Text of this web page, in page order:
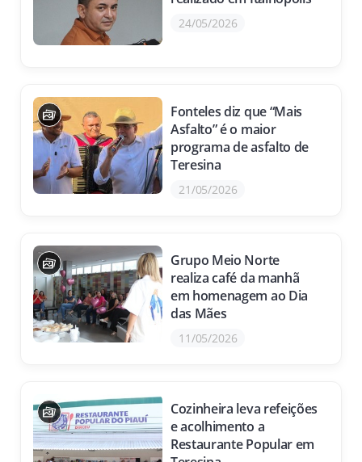
24/05/2026
Fonteles diz que “Mais
Asfalto” é o maior
programa de asfalto de
Teresina
21/05/2026
Grupo Meio Norte
realiza café da manhã
em homenagem ao Dia
das Mães
11/05/2026
Cozinheira leva refeições
e acolhimento a
Restaurante Popular em